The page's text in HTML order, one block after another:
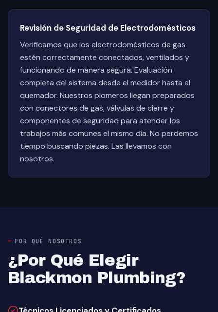
Revisión de Seguridad de Electrodomésticos
Verificamos que los electrodomésticos de gas
estén correctamente conectados, ventilados y
funcionando de manera segura. Evaluación
completa del sistema desde el medidor hasta el
quemador. Nuestros plomeros llegan preparados
con conectores de gas, válvulas de cierre y
componentes de seguridad para atender los
trabajos más comunes el mismo día. No perdemos
tiempo buscando piezas. Las llevamos con
nosotros.
POR QUÉ NOSOTROS
¿Por Qué Elegir
Blackmon Plumbing?